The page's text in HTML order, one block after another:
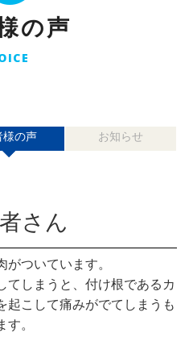
の声
の声 お知らせ
さん
ついています。
しまうと、付け根であるカ
こして痛みがでてしまうも
。